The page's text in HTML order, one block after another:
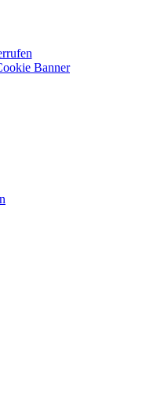
Banner